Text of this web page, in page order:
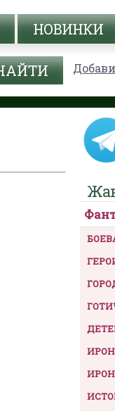
НОВИНКИ